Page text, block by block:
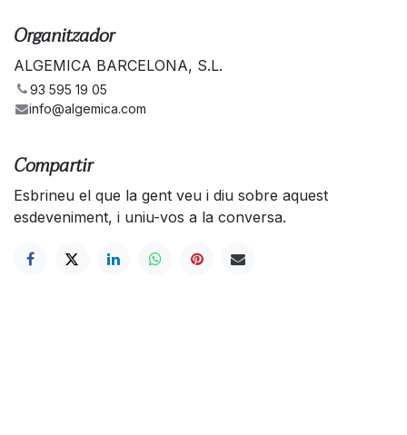
Organitzador
ALGEMICA BARCELONA, S.L.
93 595 19 05
info@algemica.com
Compartir
Esbrineu el que la gent veu i diu sobre aquest
esdeveniment, i uniu-vos a la conversa.